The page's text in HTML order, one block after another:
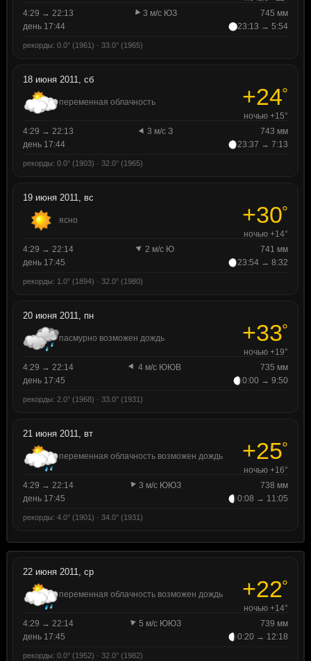
4:29 → 22:13
3 м/с ЮЗ
745 мм
день 17:44
23:13 → 5:54
рекорды: 0.0° (1961) · 33.0° (1965)
18 июня 2011, сб
переменная облачность +24°
ночью +15°
4:29 → 22:13
3 м/с З
743 мм
день 17:44
23:37 → 7:13
рекорды: 0.0° (1903) · 32.0° (1965)
19 июня 2011, вс
ясно +30°
ночью +14°
4:29 → 22:14
2 м/с Ю
741 мм
день 17:45
23:54 → 8:32
рекорды: 1.0° (1894) · 32.0° (1980)
20 июня 2011, пн
пасмурно возможен дождь +33°
ночью +19°
4:29 → 22:14
4 м/с ЮЮВ
735 мм
день 17:45
0:00 → 9:50
рекорды: 2.0° (1968) · 33.0° (1931)
21 июня 2011, вт
переменная облачность возможен дождь +25°
ночью +16°
4:29 → 22:14
3 м/с ЮЮЗ
738 мм
день 17:45
0:08 → 11:05
рекорды: 4.0° (1901) · 34.0° (1931)
22 июня 2011, ср
переменная облачность возможен дождь +22°
ночью +14°
4:29 → 22:14
5 м/с ЮЮЗ
739 мм
день 17:45
0:20 → 12:18
рекорды: 0.0° (1952) · 32.0° (1982)